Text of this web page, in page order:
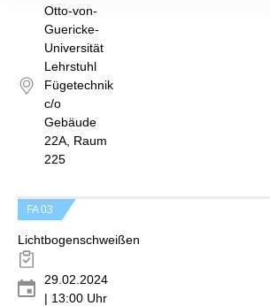
Otto-von-
Guericke-
Universität
Lehrstuhl
Fügetechnik
c/o
Gebäude
22A, Raum
225
FA 03
Lichtbogenschweißen
29.02.2024
| 13:00 Uhr